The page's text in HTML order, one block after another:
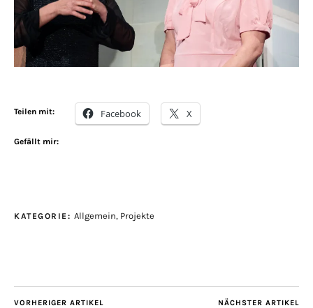
Teilen mit: Facebook X
Gefällt mir:
KATEGORIE: Allgemein, Projekte
VORHERIGER ARTIKEL NÄCHSTER ARTIKEL